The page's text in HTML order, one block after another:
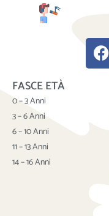
F
a
c
FASCE ETÀ
0 – 3 Anni
3 – 6 Anni
6 – 10 Anni
11 – 13 Anni
14 – 16 Anni